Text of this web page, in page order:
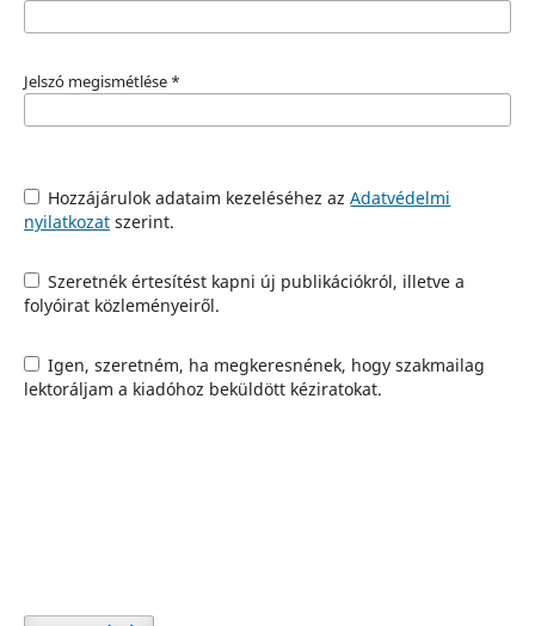
Jelszó megismétlése *
Hozzájárulok adataim kezeléséhez azAdatvédelmi
nyilatkozatszerint.
Szeretnék értesítést kapni új publikációkról, illetve a
folyóirat közleményeiről.
Igen, szeretném, ha megkeresnének, hogy szakmailag
lektoráljam a kiadóhoz beküldött kéziratokat.